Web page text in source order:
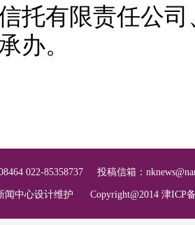
托有限责任公
办。
022-85358737 投稿信箱：
闻中心设计维护 Copyright@2014 津ICP